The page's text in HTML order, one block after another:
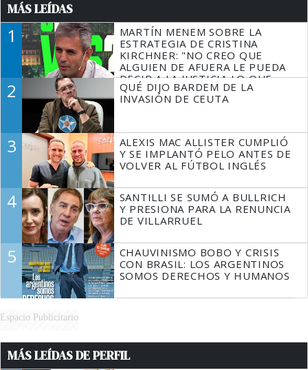
MÁS LEÍDAS
1
MARTÍN MENEM SOBRE LA
ESTRATEGIA DE CRISTINA
KIRCHNER: "NO CREO QUE
ALGUIEN DE AFUERA LE PUEDA
DECIR A LA JUSTICIA LO QUE
TIENE QUE HACER"
2
QUÉ DIJO BARDEM DE LA
INVASIÓN DE CEUTA
3
ALEXIS MAC ALLISTER CUMPLIÓ
Y SE IMPLANTÓ PELO ANTES DE
VOLVER AL FÚTBOL INGLÉS
4
SANTILLI SE SUMÓ A BULLRICH
Y PRESIONA PARA LA RENUNCIA
DE VILLARRUEL
5
CHAUVINISMO BOBO Y CRISIS
CON BRASIL: LOS ARGENTINOS
SOMOS DERECHOS Y HUMANOS
Espacio Publicitario
MÁS LEÍDAS DE PERFIL